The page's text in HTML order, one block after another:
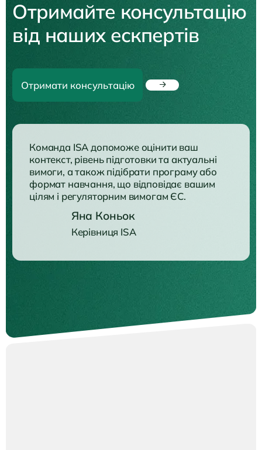
Отримайте консультацію
від наших ескпертів
Отримати консультацію
Команда ISA допоможе оцінити ваш
контекст, рівень підготовки та актуальні
вимоги, а також підібрати програму або
формат навчання, що відповідає вашим
цілям і регуляторним вимогам ЄС.
Яна Коньок
Керівниця ISA